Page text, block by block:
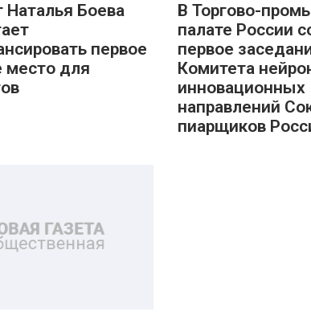
Наталья Боева
первое
место для
В Торгово-
палате России
первое
Комитета
инновационных
направлений
пиарщиков